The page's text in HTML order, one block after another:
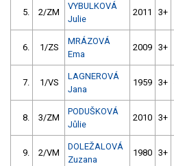
5. 2/ZM
VYBULKOVÁ
Julie
2011 3+
6. 1/ZS
MRÁZOVÁ
Ema
2009 3+
7. 1/VS
LAGNEROVÁ
Jana
1959 3+
8. 3/ZM
PODUŠKOVÁ
Jůlie
2010 3+
9. 2/VM
DOLEŽALOVÁ
Zuzana
1980 3+